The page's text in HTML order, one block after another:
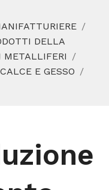
DELLA
METALLIFERI
E GESSO